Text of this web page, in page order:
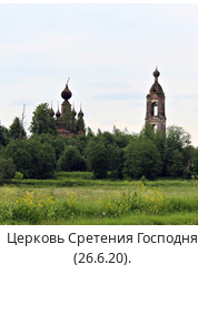
Церковь Сретения Господня
(26.6.20).